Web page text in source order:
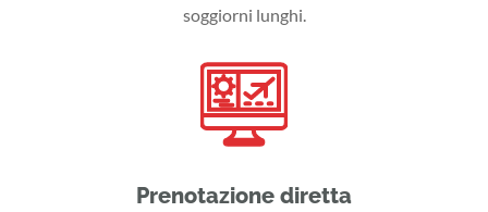
soggiorni lunghi.
Prenotazione diretta